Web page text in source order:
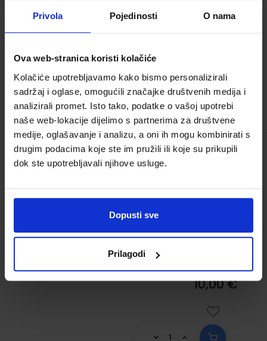
Privola Pojedinosti O nama
Ova web-stranica koristi kolačiće
Kolačiće upotrebljavamo kako bismo personalizirali
sadržaj i oglase, omogućili značajke društvenih medija i
analizirali promet. Isto tako, podatke o vašoj upotrebi
naše web-lokacije dijelimo s partnerima za društvene
medije, oglašavanje i analizu, a oni ih mogu kombinirati s
drugim podacima koje ste im pružili ili koje su prikupili
dok ste upotrebljavali njihove usluge.
Dopusti sve
Prilagodi
broj ministarstva:
3143
FIZIKA 2; zbirka zadataka za 2. razred
programom fizike
779417
Nakladnik:ALFA d.d.
Registarski broj
4432
10,00 €